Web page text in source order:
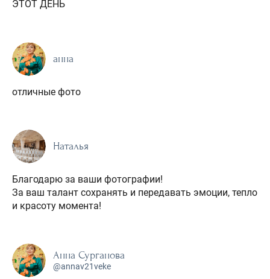
ЭТОТ ДЕНЬ
анна
отличные фото
Наталья
Благодарю за ваши фотографии!
За ваш талант сохранять и передавать эмоции, тепло
и красоту момента!
Анна Сурганова
@annav21veke